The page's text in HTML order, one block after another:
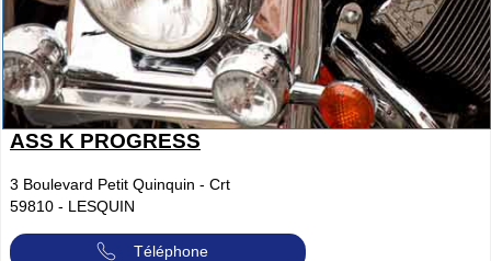
ASS K PROGRESS
3 Boulevard Petit Quinquin - Crt
59810 - LESQUIN
Téléphone